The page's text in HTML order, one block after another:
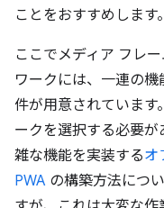
ことをおすすめします。
ここでメディア フレ
ワークには、一連の
件が用意されています
ークを選択する必要
雑な機能を実装するオ
PWA の構築方法につ